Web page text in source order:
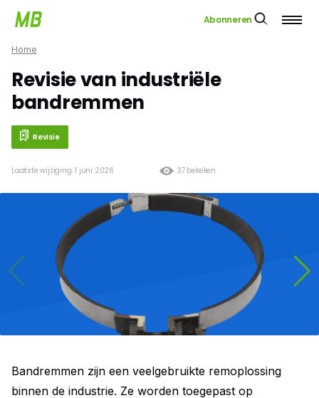
Abonneren
Home
Revisie van industriële
bandremmen
Revisie
37 bekeken
Laatste wijziging: 1 juni 2026
Bandremmen zijn een veelgebruikte remoplossing
binnen de industrie. Ze worden toegepast op